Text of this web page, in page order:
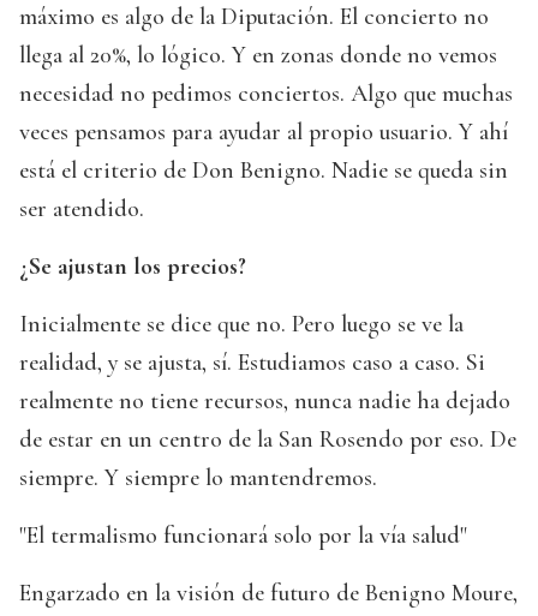
máximo es algo de la Diputación. El concierto no
llega al 20%, lo lógico. Y en zonas donde no vemos
necesidad no pedimos conciertos. Algo que muchas
veces pensamos para ayudar al propio usuario. Y ahí
está el criterio de Don Benigno. Nadie se queda sin
ser atendido.
¿Se ajustan los precios?
Inicialmente se dice que no. Pero luego se ve la
realidad, y se ajusta, sí. Estudiamos caso a caso. Si
realmente no tiene recursos, nunca nadie ha dejado
de estar en un centro de la San Rosendo por eso. De
siempre. Y siempre lo mantendremos.
"El termalismo funcionará solo por la vía salud"
Engarzado en la visión de futuro de Benigno Moure,